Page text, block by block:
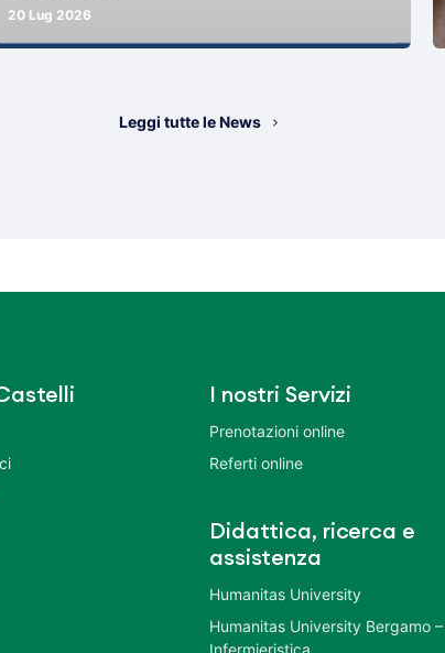
20 Lug 2026
Leggi tutte le News
I nostri Servizi
Prenotazioni online
Referti online
Didattica, ricerca e
assistenza
Humanitas University
Humanitas University Bergamo
Infermieristica